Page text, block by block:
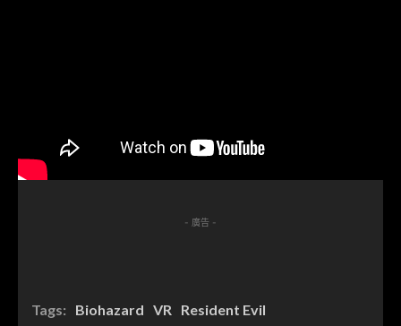
- 廣告 -
Tags: Biohazard VR Resident Evil